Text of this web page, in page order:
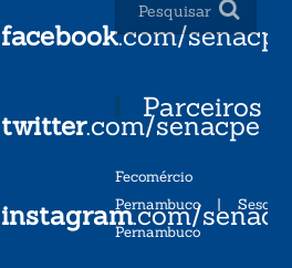
facebook.com/senacpe
twitter.com/senacpe
instagram.com/
Parceiros
Fecomércio
Pernambuco| Sesc
Pernambuco